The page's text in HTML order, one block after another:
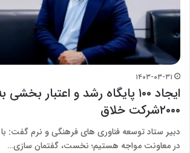
۱۴۰۳-۰۳-۳۱
ایجاد ۱۰۰ پایگاه رشد و اعتبار
۲۰۰۰شرکت خلاق
دبیر ستاد توسعه فناوری های فرهنگی و نرم گفت:
در معاونت مواجه هستیم؛ نخست، گفتمان سازی…